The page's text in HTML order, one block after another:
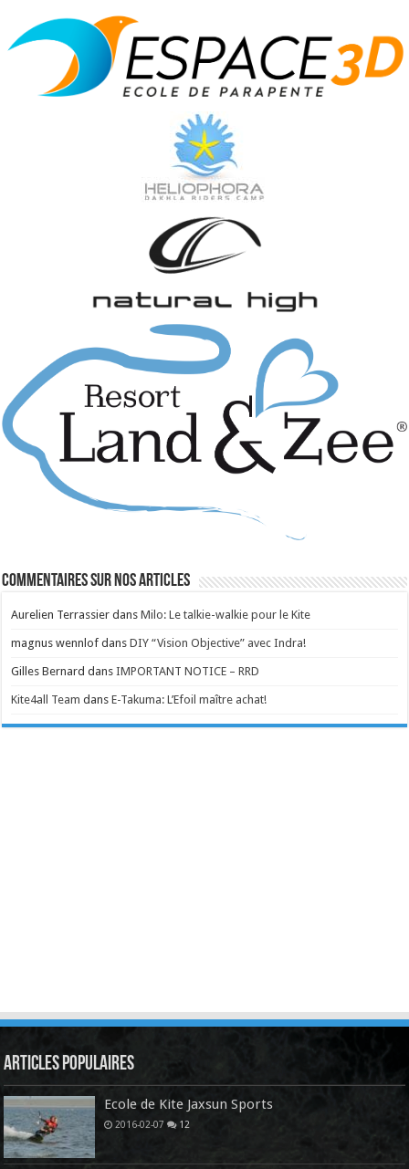
Commentaires sur nos articles
Aurelien Terrassier dansMilo: Le talkie-walkie pour le Kite
magnus wennlof dansDIY “Vision Objective” avec Indra!
Gilles Bernard dansIMPORTANT NOTICE – RRD
Kite4all Team dansE-Takuma: L’Efoil maître achat!
Articles Populaires
Ecole de Kite Jaxsun Sports
2016-02-07 12